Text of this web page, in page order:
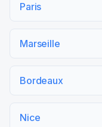
Paris
Marseille
Bordeaux
Nice